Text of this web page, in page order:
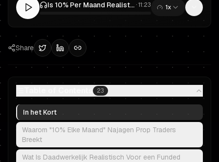
Is 10% Per Maand Realistisch in Prop Trading? Bouw een Funded Trader Proces ·11:23 1x
Share
23
In het Kort
Waarom "10% Elke Maand" Najagen Prop Traders
Breekt
Wat Is Daadwerkelijk Realistisch Voor een Funded